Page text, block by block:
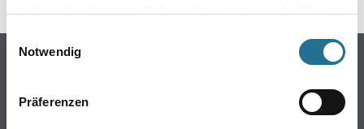
haben oder die sie im Rahmen Ihrer Nutzung der Dienste
Einwilligungsauswahl
Notwendig
Präferenzen
Online-Shop